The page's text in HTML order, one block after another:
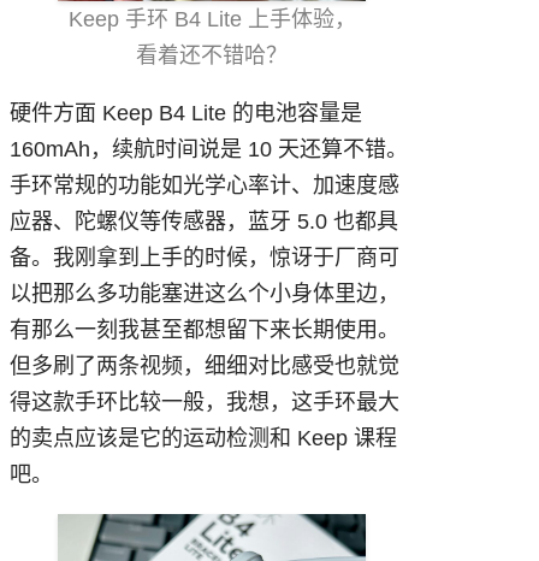
Keep 手环 B4 Lite 上手体验，
看着还不错哈？
硬件方面 Keep B4 Lite 的电池容量是
160mAh，续航时间说是 10 天还算不错。
手环常规的功能如光学心率计、加速度感
应器、陀螺仪等传感器，蓝牙 5.0 也都具
备。我刚拿到上手的时候，惊讶于厂商可
以把那么多功能塞进这么个小身体里边，
有那么一刻我甚至都想留下来长期使用。
但多刷了两条视频，细细对比感受也就觉
得这款手环比较一般，我想，这手环最大
的卖点应该是它的运动检测和 Keep 课程
吧。